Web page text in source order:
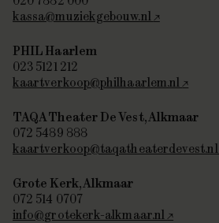
kassa@muziekgebouw.nl
PHIL Haarlem
023 5121 212
kaartverkoop@philhaarlem.nl
TAQA Theater De Vest, Alkmaar
072 5489 888
kaartverkoop@taqatheaterdevest.nl
Grote Kerk, Alkmaar
072 514 0707
info@grotekerk-alkmaar.nl